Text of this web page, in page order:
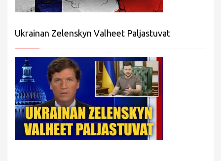
Ukrainan Zelenskyn Valheet Paljastuvat